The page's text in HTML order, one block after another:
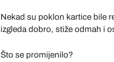
Nekad su poklon kartice bile
izgleda dobro, stiže odmah i
Što se promijenilo?